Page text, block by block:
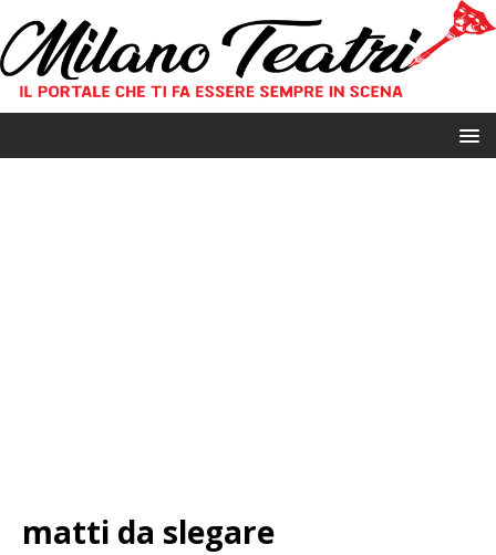
matti da slegare